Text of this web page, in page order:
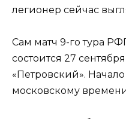
легионер сейчас
Сам матч 9-го тура
состоится 27
«Петровский».
московскому